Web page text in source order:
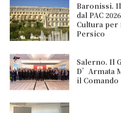
Baronissi. Il
dal PAC
Cultura
Persico
Salerno. Il
D’Armata
il